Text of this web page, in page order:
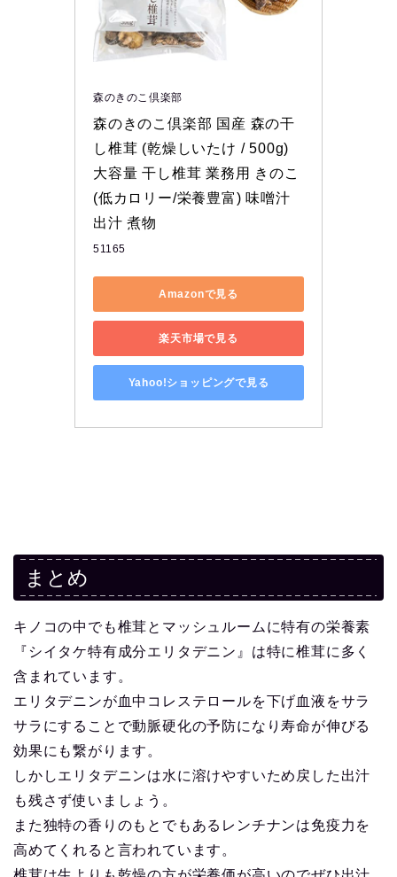
森のきのこ倶楽部
森のきのこ倶楽部 国産 森の干
し椎茸 (乾燥しいたけ / 500g)
大容量 干し椎茸 業務用 きのこ
(低カロリー/栄養豊富) 味噌汁
出汁 煮物
51165
Amazonで見る
楽天市場で見る
Yahoo!ショッピングで見る
まとめ
キノコの中でも椎茸とマッシュルームに特有の栄養素
『シイタケ特有成分エリタデニン』は特に椎茸に多く
含まれています。
エリタデニンが血中コレステロールを下げ血液をサラ
サラにすることで動脈硬化の予防になり寿命が伸びる
効果にも繋がります。
しかしエリタデニンは水に溶けやすいため戻した出汁
も残さず使いましょう。
また独特の香りのもとでもあるレンチナンは免疫力を
高めてくれると言われています。